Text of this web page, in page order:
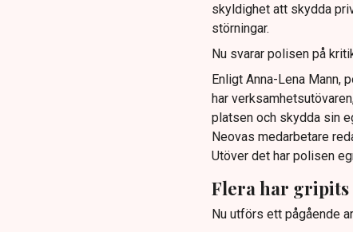
skyldighet att skydda
störningar.
Nu svarar polisen på
Enligt Anna-Lena Mann,
har
platsen och skydda sin
Neovas medarbetare
Utöver det har polisen
Flera har gripits
Nu utförs ett pågående